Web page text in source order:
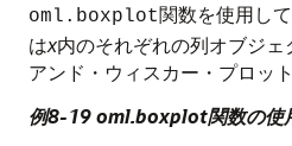
oml.boxplot関数を使用して
はx内のそれぞれの列オブジェ
アンド・ウィスカー・プロッ
例8-19 oml.boxplot関数の使